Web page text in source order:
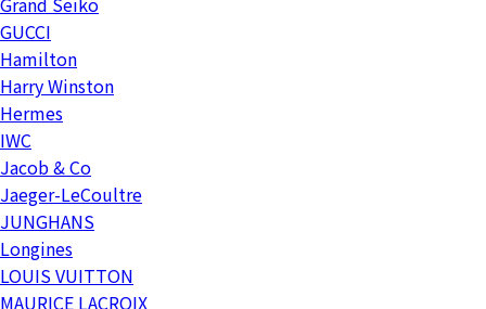
GUCCI
Hamilton
Harry Winston
Hermes
IWC
Jacob & Co
Jaeger-LeCoultre
JUNGHANS
Longines
LOUIS VUITTON
MAURICE LACROIX